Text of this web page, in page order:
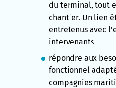
du terminal, tout
chantier. Un lien
entretenus avec
intervenants
répondre aux
fonctionnel
compagnies